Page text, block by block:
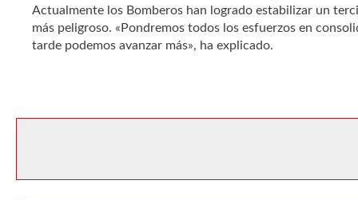
Actualmente los Bomberos han logrado estabilizar un
más peligroso. «Pondremos todos los esfuerzos en
tarde podemos avanzar más», ha explicado.